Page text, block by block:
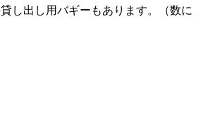
し出し用バギーもあります。（数に